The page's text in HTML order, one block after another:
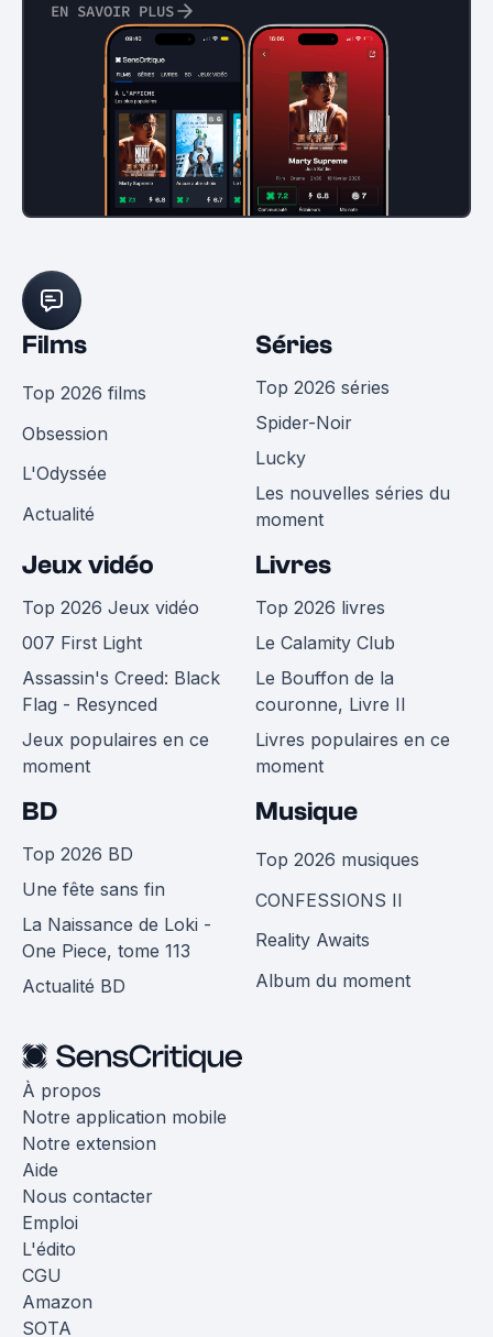
EN SAVOIR PLUS
Films
Top 2026 films
Obsession
L'Odyssée
Actualité
Séries
Top 2026 séries
Spider-Noir
Lucky
Les nouvelles séries du
moment
Jeux vidéo
Top 2026 Jeux vidéo
007 First Light
Assassin's Creed: Black
Flag - Resynced
Jeux populaires en ce
moment
Livres
Top 2026 livres
Le Calamity Club
Le Bouffon de la
couronne, Livre II
Livres populaires en ce
moment
BD
Top 2026 BD
Une fête sans fin
La Naissance de Loki -
One Piece, tome 113
Actualité BD
Musique
Top 2026 musiques
CONFESSIONS II
Reality Awaits
Album du moment
À propos
Notre application mobile
Notre extension
Aide
Nous contacter
Emploi
L'édito
CGU
Amazon
SOTA